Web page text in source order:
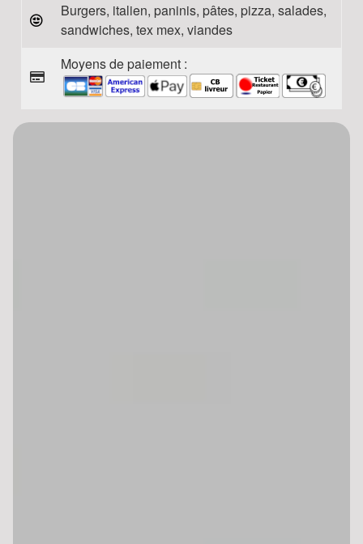
Burgers, italien, paninis, pâtes, pizza, salades,
sandwiches, tex mex, viandes
Moyens de paiement :